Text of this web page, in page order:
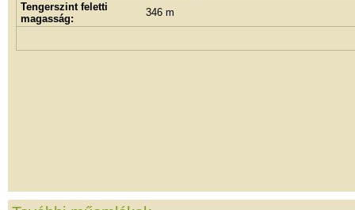
Tengerszint feletti
magasság:
346 m